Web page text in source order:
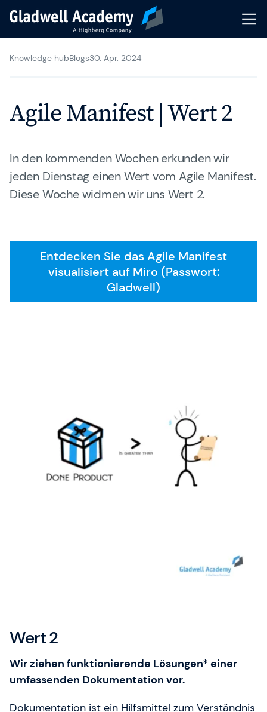
Agile Trainings
Transformation Journeys
Gladwell Coaching
Trainer & Coaches
Karriere
Knowledge Hub
SAFe 6.0
English Website
Währung: EUR (€)
Sprache ändern
Knowledge hubBlogs30. Apr. 2024
Agile Manifest | Wert 2
In den kommenden Wochen erkunden wir
jeden Dienstag einen Wert vom Agile Manifest.
Diese Woche widmen wir uns Wert 2.
Entdecken Sie das Agile Manifest
visualisiert auf Miro (Passwort:
Gladwell)
Wert 2
Wir ziehen funktionierende Lösungen* einer
umfassenden Dokumentation vor.
Dokumentation ist ein Hilfsmittel zum Verständnis